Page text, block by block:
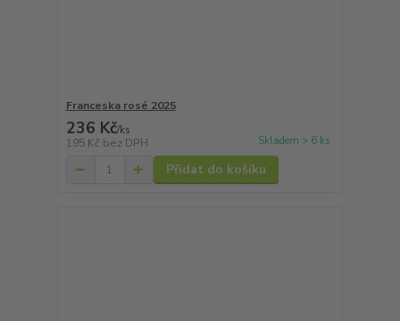
Franceska rosé 2025
236 Kč/ks
195 Kč bez DPH Skladem > 6 ks
Přidat do košíku